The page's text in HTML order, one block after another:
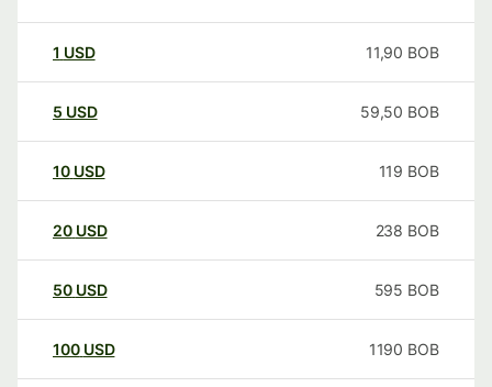
1 USD 11,90 BOB
5 USD 59,50 BOB
10 USD 119 BOB
20 USD 238 BOB
50 USD 595 BOB
100 USD 1190 BOB